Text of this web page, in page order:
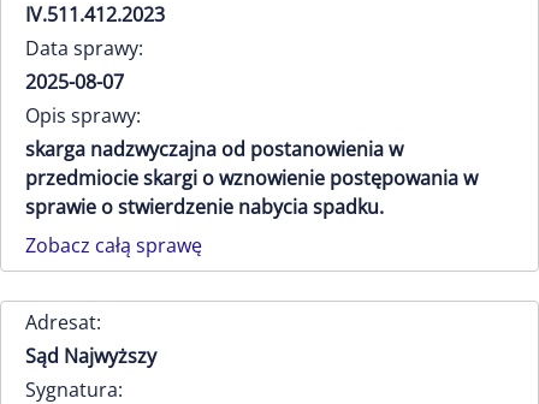
IV.511.412.2023
Data sprawy:
2025-08-07
Opis sprawy:
skarga nadzwyczajna od postanowienia w
przedmiocie skargi o wznowienie postępowania w
sprawie o stwierdzenie nabycia spadku.
Zobacz całą sprawę
Adresat:
Sąd Najwyższy
Sygnatura: